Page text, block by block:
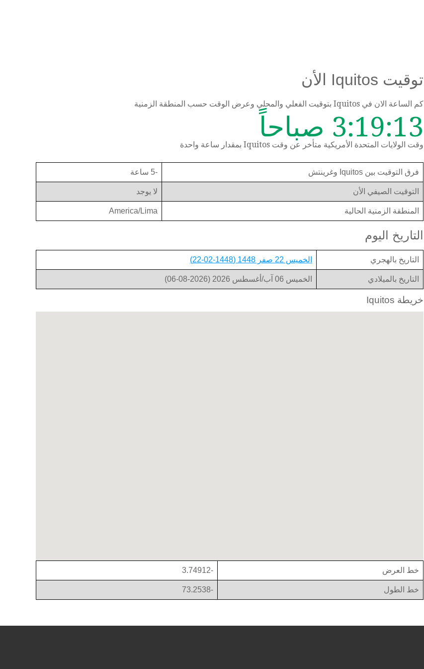
توقيت Iquitos الأن
كم الساعة الان في Iquitos بتوقيت الفعلي والمحلي وعرض الوقت حسب المنطقة الزمنية
3:19:13 صباحاً
وقت الولايات المتحدة الأمريكية متأخر عن وقت Iquitos بمقدار ساعة واحدة
فرق التوقيت بين Iquitos وغرينتش -5 ساعة
التوقيت الصيفي الأن لا يوجد
المنطقة الزمنية الحالية America/Lima
التاريخ اليوم
التاريخ بالهجري الخميس 22 صفر 1448 (1448-02-22)
التاريخ بالميلادي الخميس 06 آب/أغسطس 2026 (2026-08-06)
خريطة Iquitos
خط العرض -3.74912
خط الطول -73.2538